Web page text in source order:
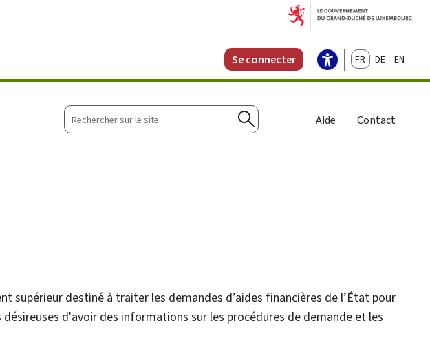
Se connecter FrançaisDeutschEnglish
Rechercher
sur
Rechercher
Aide Contact
supérieur destiné à traiter les demandes d’aides financières de l’État pour
d'avoir des informations sur les procédures de demande et les